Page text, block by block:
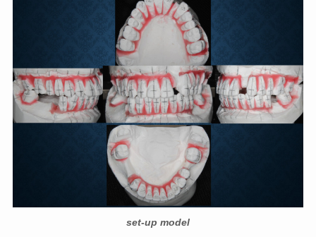
set-up model